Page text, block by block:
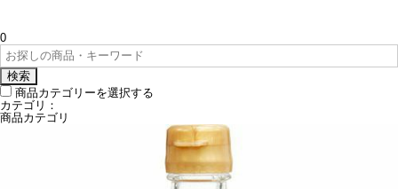
0
検索
商品カテゴリーを選択する
カテゴリ：
商品カテゴリ